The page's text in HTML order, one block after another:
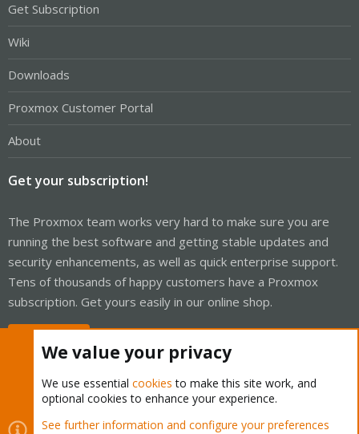
Get Subscription
Wiki
Downloads
Proxmox Customer Portal
About
Get your subscription!
The Proxmox team works very hard to make sure you are
running the best software and getting stable updates and
security enhancements, as well as quick enterprise support.
Tens of thousands of happy customers have a Proxmox
subscription. Get yours easily in our online shop.
Cookies Proxmox Support Forum - Light Mode
We value your privacy
We use essential cookies to make this site work, and
optional cookies to enhance your experience.
See further information and configure your preferences